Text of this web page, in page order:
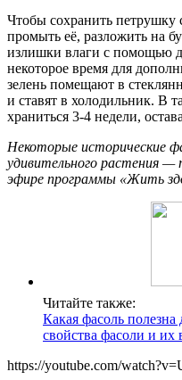
Чтобы сохранить петрушку
промыть её, разложить на
излишки влаги с помощью
некоторое время для
зелень помещают в
и ставят в холодильник. В
храниться 3-4 недели,
Некоторые исторические
удивительного растения
эфире программы «Жить
Читайте также:
Какая фасоль
свойства фасоли и их
https://youtube.com/